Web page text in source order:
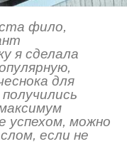
фило,
я сделала
для
успехом, можно
если не